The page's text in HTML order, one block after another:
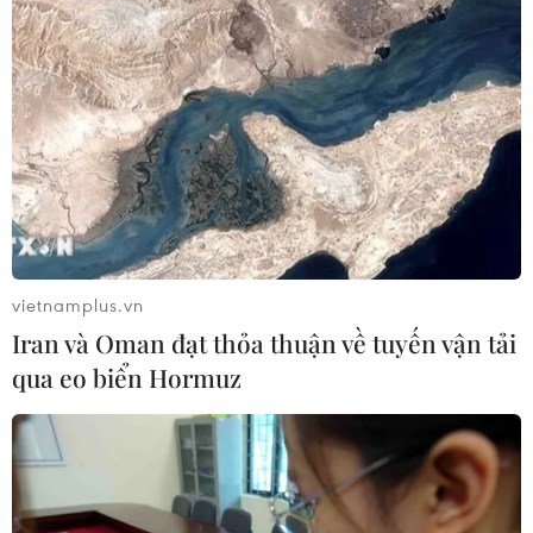
Ukraine tiếp tục dội UAV vào
kho hàng của nền tảng bán lẻ lớn tại
Nga
03/08/2026 15:02
Lãnh đạo EU kêu gọi 'hành động
thống nhất' về biên giới
03/08/2026 14:35
Google châm ngòi cuộc đối
đầu mới giữa Mỹ và châu Âu về chủ
quyền số
03/08/2026 10:50
vietnamplus.vn
Iran và Oman đạt thỏa thuận về tuyến vận tải
qua eo biển Hormuz